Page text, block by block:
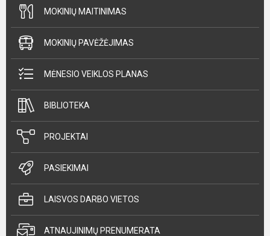
MOKINIŲ MAITINIMAS
MOKINIŲ PAVĖŽĖJIMAS
MĖNESIO VEIKLOS PLANAS
BIBLIOTEKA
PROJEKTAI
PASIEKIMAI
LAISVOS DARBO VIETOS
ATNAUJINIMŲ PRENUMERATA